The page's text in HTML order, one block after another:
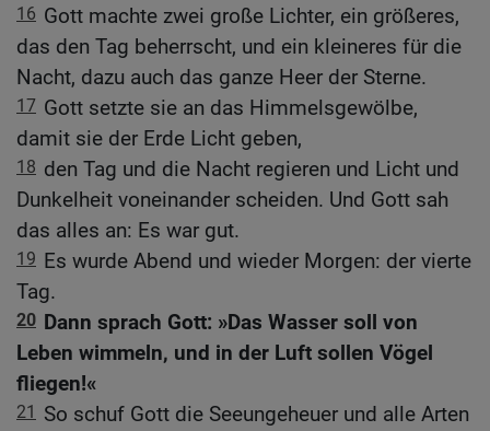
16 Gott machte zwei große Lichter, ein größeres,
das den Tag beherrscht, und ein kleineres für die
Nacht, dazu auch das ganze Heer der Sterne.
17 Gott setzte sie an das Himmelsgewölbe,
damit sie der Erde Licht geben,
18 den Tag und die Nacht regieren und Licht und
Dunkelheit voneinander scheiden. Und Gott sah
das alles an: Es war gut.
19 Es wurde Abend und wieder Morgen: der vierte
Tag.
20 Dann sprach Gott: »Das Wasser soll von
Leben wimmeln, und in der Luft sollen Vögel
fliegen!«
21
So schuf Gott die Seeungeheuer und alle Arten